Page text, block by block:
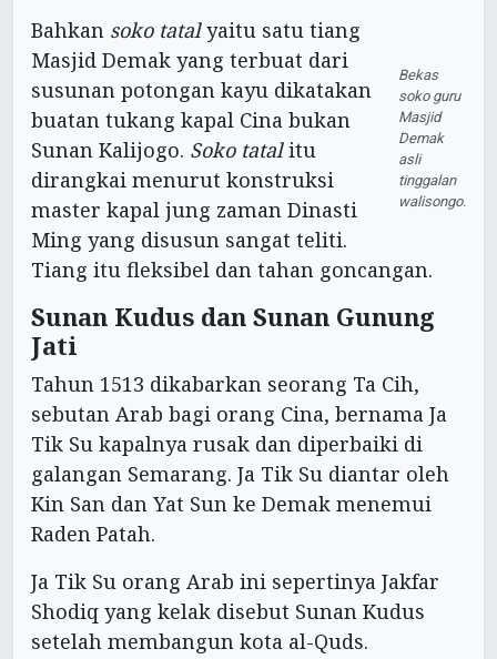
Bekas
soko guru
Masjid
Demak
asli
tinggalan
walisongo.
Bahkan soko tatalyaitu satu tiang
Masjid Demak yang terbuat dari
susunan potongan kayu dikatakan
buatan tukang kapal Cina bukan
Sunan Kalijogo. Soko tatalitu
dirangkai menurut konstruksi
master kapal jung zaman Dinasti
Ming yang disusun sangat teliti.
Tiang itu fleksibel dan tahan goncangan.
Sunan Kudus dan Sunan Gunung
Jati
Tahun 1513 dikabarkan seorang Ta Cih,
sebutan Arab bagi orang Cina, bernama Ja
Tik Su kapalnya rusak dan diperbaiki di
galangan Semarang. Ja Tik Su diantar oleh
Kin San dan Yat Sun ke Demak menemui
Raden Patah.
Ja Tik Su orang Arab ini sepertinya Jakfar
Shodiq yang kelak disebut Sunan Kudus
setelah membangun kota al-Quds.